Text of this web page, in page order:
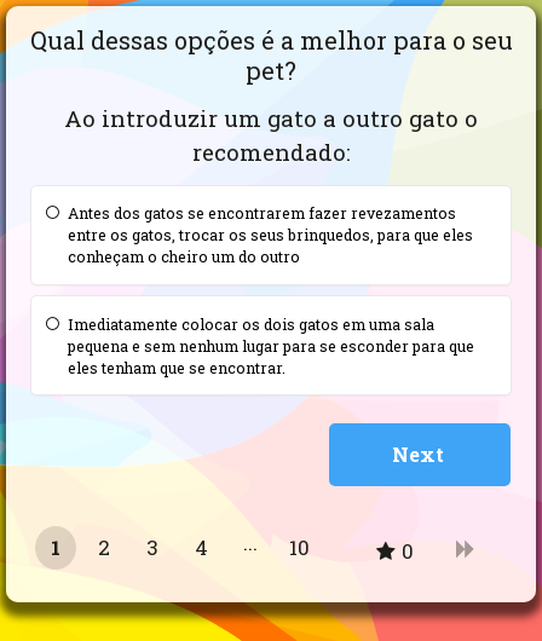
Qual dessas opções é a melhor para o seu
pet?
Ao introduzir um gato a outro gato o
recomendado:
Antes dos gatos se encontrarem fazer revezamentos
entre os gatos, trocar os seus brinquedos, para que eles
conheçam o cheiro um do outro
Imediatamente colocar os dois gatos em uma sala
pequena e sem nenhum lugar para se esconder para que
eles tenham que se encontrar.
1 2 3
4
10 0